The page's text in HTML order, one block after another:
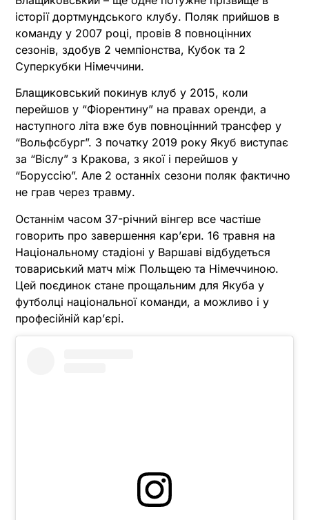
історії дортмундського клубу. Поляк прийшов в
команду у 2007 році, провів 8 повноцінних
сезонів, здобув 2 чемпіонства, Кубок та 2
Суперкубки Німеччини.
Блащиковський покинув клуб у 2015, коли
перейшов у “Фіорентину” на правах оренди, а
наступного літа вже був повноцінний трансфер у
“Вольфсбург”. З початку 2019 року Якуб виступає
за “Віслу” з Кракова, з якої і перейшов у
“Боруссію”. Але 2 останніх сезони поляк фактично
не грав через травму.
Останнім часом 37-річний вінгер все частіше
говорить про завершення кар’єри. 16 травня на
Національному стадіоні у Варшаві відбудеться
товариський матч між Польщею та Німеччиною.
Цей поєдинок стане прощальним для Якуба у
футболці національної команди, а можливо і у
професійній кар’єрі.